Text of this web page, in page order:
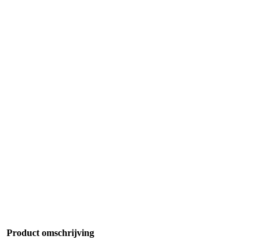
Product omschrijving